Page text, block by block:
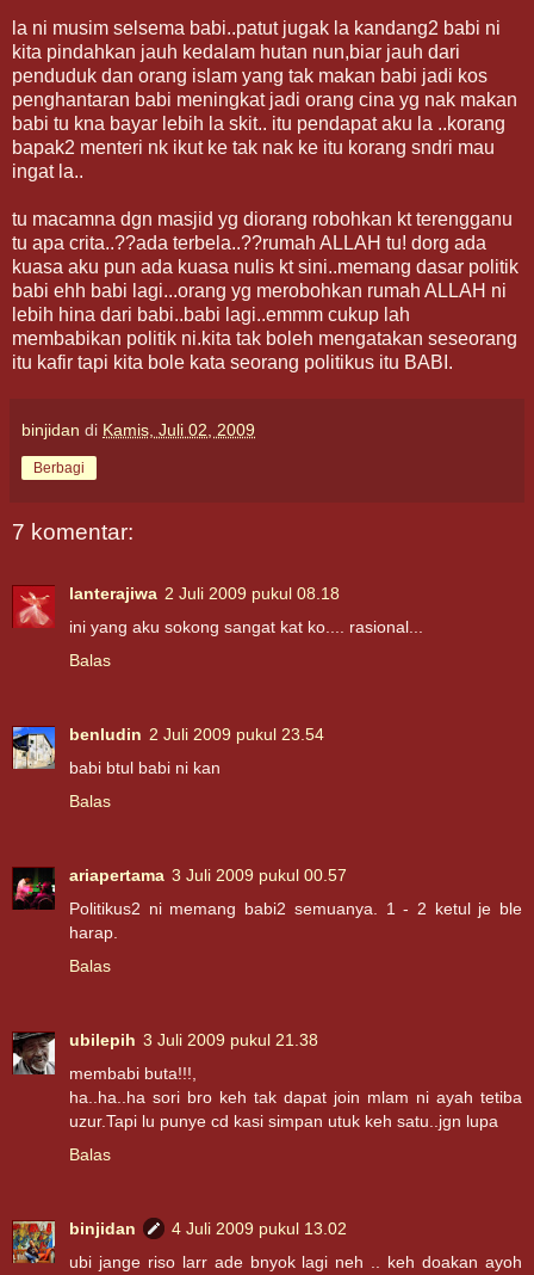
la ni musim selsema babi..patut jugak la kandang2 babi ni
kita pindahkan jauh kedalam hutan nun,biar jauh dari
penduduk dan orang islam yang tak makan babi jadi kos
penghantaran babi meningkat jadi orang cina yg nak makan
babi tu kna bayar lebih la skit.. itu pendapat aku la ..korang
bapak2 menteri nk ikut ke tak nak ke itu korang sndri mau
ingat la..
tu macamna dgn masjid yg diorang robohkan kt terengganu
tu apa crita..??ada terbela..??rumah ALLAH tu! dorg ada
kuasa aku pun ada kuasa nulis kt sini..memang dasar politik
babi ehh babi lagi...orang yg merobohkan rumah ALLAH ni
lebih hina dari babi..babi lagi..emmm cukup lah
membabikan politik ni.kita tak boleh mengatakan seseorang
itu kafir tapi kita bole kata seorang politikus itu BABI.
binjidan di Kamis, Juli 02, 2009
Berbagi
7 komentar:
lanterajiwa 2 Juli 2009 pukul 08.18
ini yang aku sokong sangat kat ko.... rasional...
Balas
benludin 2 Juli 2009 pukul 23.54
babi btul babi ni kan
Balas
ariapertama 3 Juli 2009 pukul 00.57
Politikus2 ni memang babi2 semuanya. 1 - 2 ketul je ble
harap.
Balas
ubilepih 3 Juli 2009 pukul 21.38
membabi buta!!!,
ha..ha..ha sori bro keh tak dapat join mlam ni ayah tetiba
uzur.Tapi lu punye cd kasi simpan utuk keh satu..jgn lupa
Balas
binjidan
4 Juli 2009 pukul 13.02
ubi jange riso larr ade bnyok lagi neh .. keh doakan ayoh